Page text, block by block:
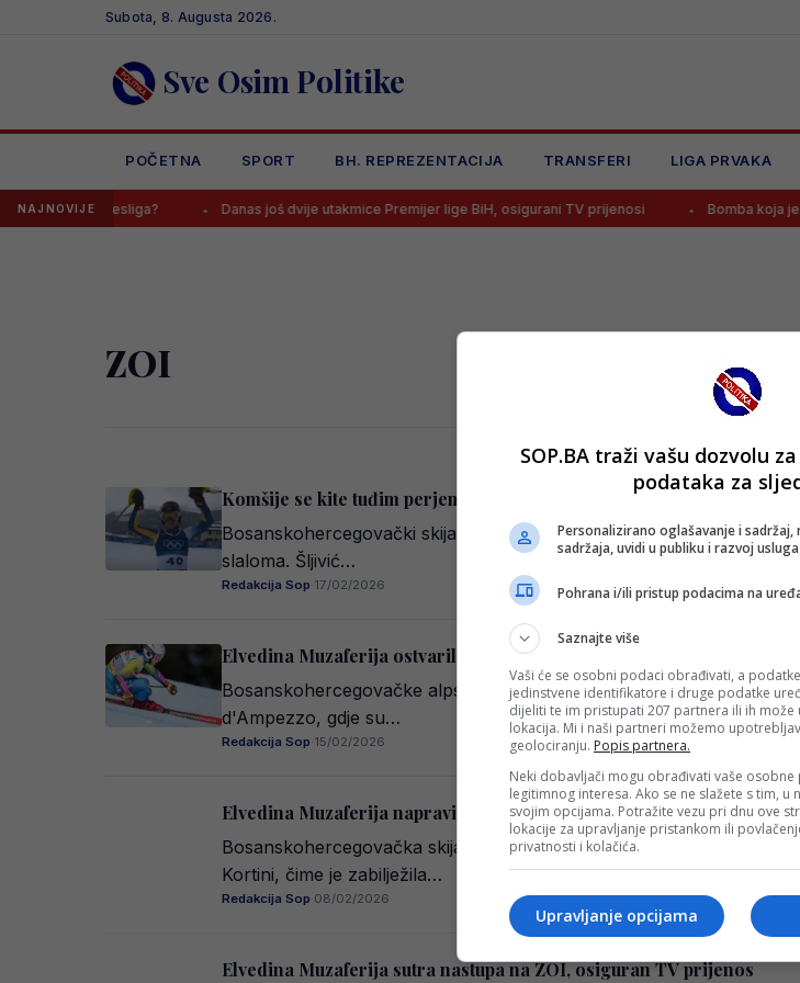
Subota, 8. Augusta 2026.
Sve Osim Politike
POČETNA SPORT BH. REPREZENTACIJA TRANSFERI LIGA PRVAKA
NAJNOVIJE
ga Bundesliga? Danas još dvije utakmice Premijer lige BiH, osigurani TV prijenosi Bomba koja je
ZOI
Komšije se kite tuđim perjem i slave bh. skijaša: “Srbin ušao u
Bosanskohercegovački skijaš Marko Šljivić jučer je ostvario odličan
slaloma. Šljivić…
Redakcija Sop·17/02/2026
Elvedina Muzaferija ostvarila najbolji bh. rezultat ikad na ZOI!
Bosanskohercegovačke alpske skijašice Elvedina Muzaferija i
d'Ampezzo, gdje su…
Redakcija Sop·15/02/2026
Elvedina Muzaferija napravila najbolji rezultat BiH na ZOI
Bosanskohercegovačka skijašica Elvedina Muzaferija ostvarila je
Kortini, čime je zabilježila…
Redakcija Sop·08/02/2026
Elvedina Muzaferija sutra nastupa na ZOI, osiguran TV prijenos
SOP.BA traži vašu dozvolu
podataka za
Personalizirano oglašavanje i sadržaj,
sadržaja, uvidi u publiku i razvoj usluga
Pohrana i/ili pristup podacima na
Saznajte više
Vaši će se osobni podaci obrađivati, a
jedinstvene identifikatore i druge podatke
dijeliti te im pristupati 207 partnera ili ih
lokacija. Mi i naši partneri možemo
geolociranju. Popis partnera.
Neki dobavljači mogu obrađivati vaše osobne
legitimnog interesa. Ako se ne slažete s tim, u
svojim opcijama. Potražite vezu pri dnu ove
lokacije za upravljanje pristankom ili
privatnosti i kolačića.
Upravljanje opcijama